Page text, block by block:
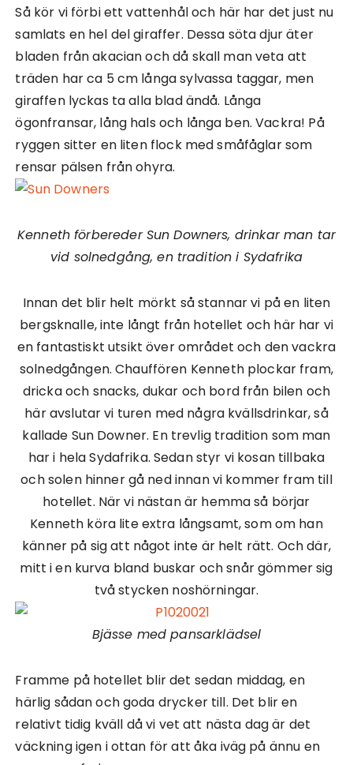
Så kör vi förbi ett vattenhål och här har det just nu
samlats en hel del giraffer. Dessa söta djur äter
bladen från akacian och då skall man veta att
träden har ca 5 cm långa sylvassa taggar, men
giraffen lyckas ta alla blad ändå. Långa
ögonfransar, lång hals och långa ben. Vackra! På
ryggen sitter en liten flock med småfåglar som
rensar pälsen från ohyra.
Kenneth förbereder Sun Downers, drinkar man tar
vid solnedgång, en tradition i Sydafrika
Innan det blir helt mörkt så stannar vi på en liten
bergsknalle, inte långt från hotellet och här har vi
en fantastiskt utsikt över området och den vackra
solnedgången. Chauffören Kenneth plockar fram,
dricka och snacks, dukar och bord från bilen och
här avslutar vi turen med några kvällsdrinkar, så
kallade Sun Downer. En trevlig tradition som man
har i hela Sydafrika. Sedan styr vi kosan tillbaka
och solen hinner gå ned innan vi kommer fram till
hotellet. När vi nästan är hemma så börjar
Kenneth köra lite extra långsamt, som om han
känner på sig att något inte är helt rätt. Och där,
mitt i en kurva bland buskar och snår gömmer sig
två stycken noshörningar.
Bjässe med pansarklädsel
Framme på hotellet blir det sedan middag, en
härlig sådan och goda drycker till. Det blir en
relativt tidig kväll då vi vet att nästa dag är det
väckning igen i ottan för att åka iväg på ännu en